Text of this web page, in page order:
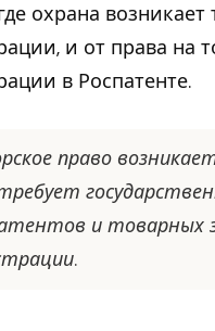
охрана
и от права на
в Роспатенте.
право
и товарных